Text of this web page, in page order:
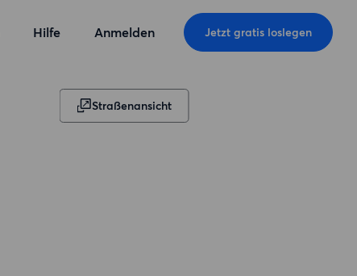
Hilfe Anmelden Jetzt gratis loslegen
Straßenansicht